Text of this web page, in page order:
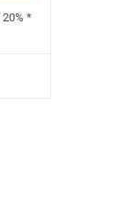
20% *